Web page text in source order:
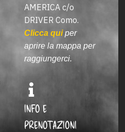
AMERICA c/o
DRIVER Como.
Clicca quiper
aprire la mappa per
raggiungerci.
INFO E
PRENOTAZIONI